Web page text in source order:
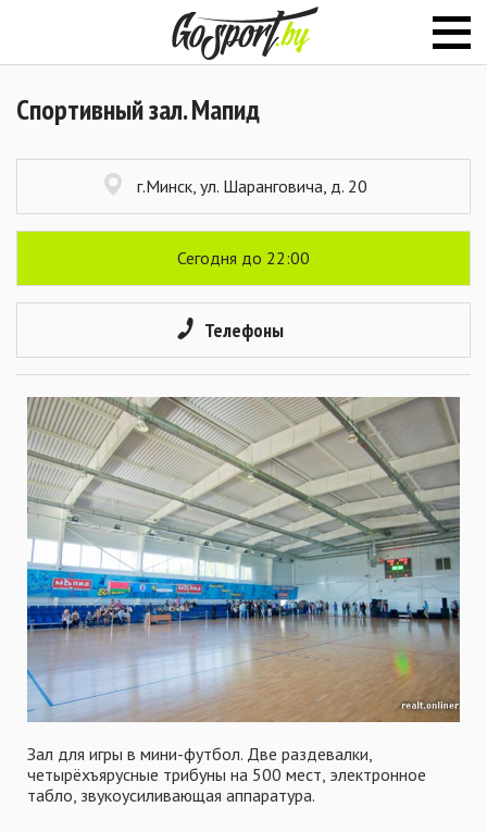
Спортивный зал. Мапид
г.Минск, ул. Шаранговича, д. 20
Сегодня до 22:00
Телефоны
Зал для игры в мини-футбол. Две раздевалки,
четырёхъярусные трибуны на 500 мест, электронное
табло, звукоусиливающая аппаратура.